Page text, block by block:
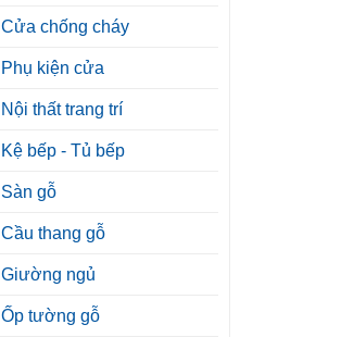
Cửa chống cháy
Phụ kiện cửa
Nội thất trang trí
Kệ bếp - Tủ bếp
Sàn gỗ
Cầu thang gỗ
Giường ngủ
Ốp tường gỗ